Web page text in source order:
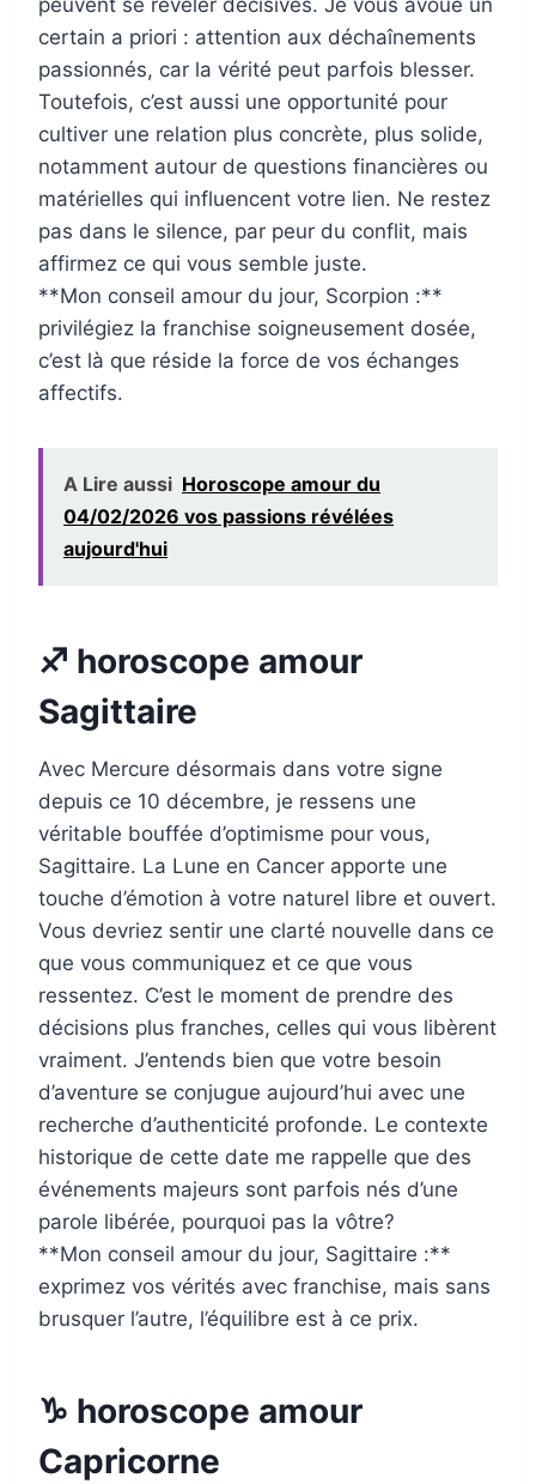
peuvent se révéler décisives. Je vous avoue un
certain a priori : attention aux déchaînements
passionnés, car la vérité peut parfois blesser.
Toutefois, c’est aussi une opportunité pour
cultiver une relation plus concrète, plus solide,
notamment autour de questions financières ou
matérielles qui influencent votre lien. Ne restez
pas dans le silence, par peur du conflit, mais
affirmez ce qui vous semble juste.
**Mon conseil amour du jour, Scorpion :**
privilégiez la franchise soigneusement dosée,
c’est là que réside la force de vos échanges
affectifs.
A Lire aussi Horoscope amour du
04/02/2026 vos passions révélées
aujourd'hui
♐ horoscope amour
Sagittaire
Avec Mercure désormais dans votre signe
depuis ce 10 décembre, je ressens une
véritable bouffée d’optimisme pour vous,
Sagittaire. La Lune en Cancer apporte une
touche d’émotion à votre naturel libre et ouvert.
Vous devriez sentir une clarté nouvelle dans ce
que vous communiquez et ce que vous
ressentez. C’est le moment de prendre des
décisions plus franches, celles qui vous libèrent
vraiment. J’entends bien que votre besoin
d’aventure se conjugue aujourd’hui avec une
recherche d’authenticité profonde. Le contexte
historique de cette date me rappelle que des
événements majeurs sont parfois nés d’une
parole libérée, pourquoi pas la vôtre?
**Mon conseil amour du jour, Sagittaire :**
exprimez vos vérités avec franchise, mais sans
brusquer l’autre, l’équilibre est à ce prix.
♑ horoscope amour
Capricorne